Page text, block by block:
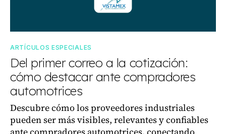
ARTÍCULOS ESPECIALES
Del primer correo a la cotización:
cómo destacar ante compradores
automotrices
Descubre cómo los proveedores industriales
pueden ser más visibles, relevantes y confiables